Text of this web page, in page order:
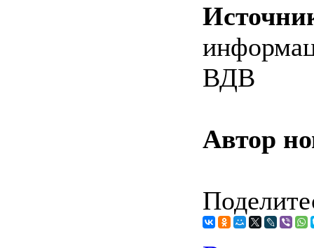
ВДВ
Автор